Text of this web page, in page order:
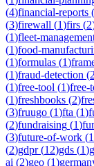
(4)financial-reports (
(3)firewall (1)firs (2
(1)fleet-
(1)food-
(1)formulas (1)
(1)fraud-detection (2
(1)free-tool (1)free-
(1)freshbooks (2)
(3)fruugo (1)fta (1)
(2)fundraising (1)
(3)future-of-work (1
(2)gdpr(12)gds (1)
ai (2)geo (1)